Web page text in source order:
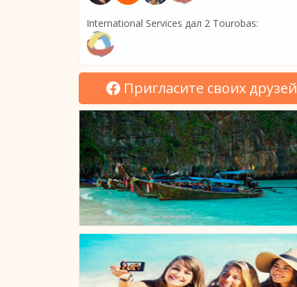
International Services дал 2 Tourobas:
Пригласите своих друзей